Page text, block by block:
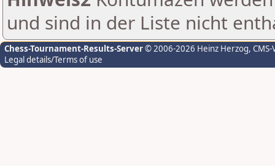
und sind in der Liste nicht
Chess-Tournament-Results-Server© 2006-2026 Heinz Herzog,
Legal details/Terms of use